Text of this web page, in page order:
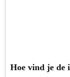
Hoe vind je de